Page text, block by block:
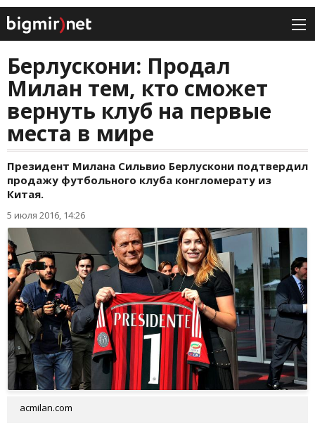
Берлускони: Продал
Милан тем, кто сможет
вернуть клуб на первые
места в мире
Президент Милана Сильвио Берлускони подтвердил
продажу футбольного клуба конгломерату из
Китая.
5 июля 2016, 14:26
acmilan.com